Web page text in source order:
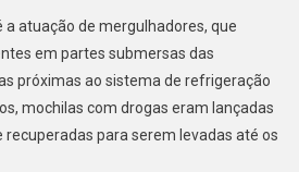
atuação de mergulhadores, que
em partes submersas das
próximas ao sistema de refrigeração
mochilas com drogas eram lançadas
para serem levadas até os